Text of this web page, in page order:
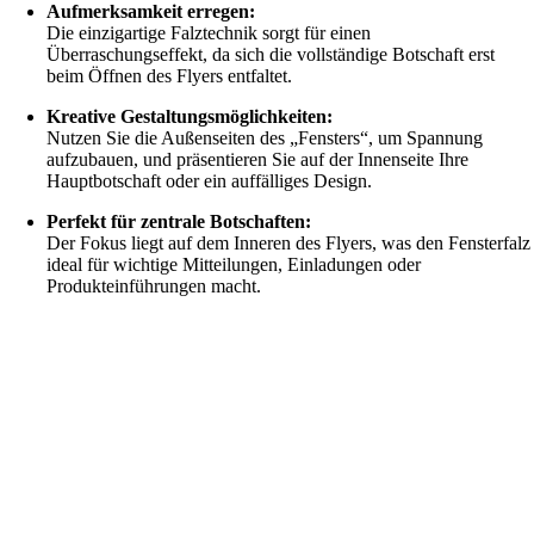
Aufmerksamkeit erregen:
Die einzigartige Falztechnik sorgt für einen
Überraschungseffekt, da sich die vollständige Botschaft erst
beim Öffnen des Flyers entfaltet.
Kreative Gestaltungsmöglichkeiten:
Nutzen Sie die Außenseiten des „Fensters“, um Spannung
aufzubauen, und präsentieren Sie auf der Innenseite Ihre
Hauptbotschaft oder ein auffälliges Design.
Perfekt für zentrale Botschaften:
Der Fokus liegt auf dem Inneren des Flyers, was den Fensterfalz
ideal für wichtige Mitteilungen, Einladungen oder
Produkteinführungen macht.